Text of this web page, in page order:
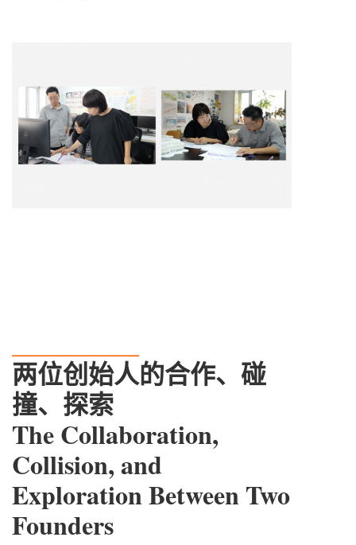
两位创始人的合作、碰
撞、探索
The Collaboration,
Collision, and
Exploration Between Two
Founders